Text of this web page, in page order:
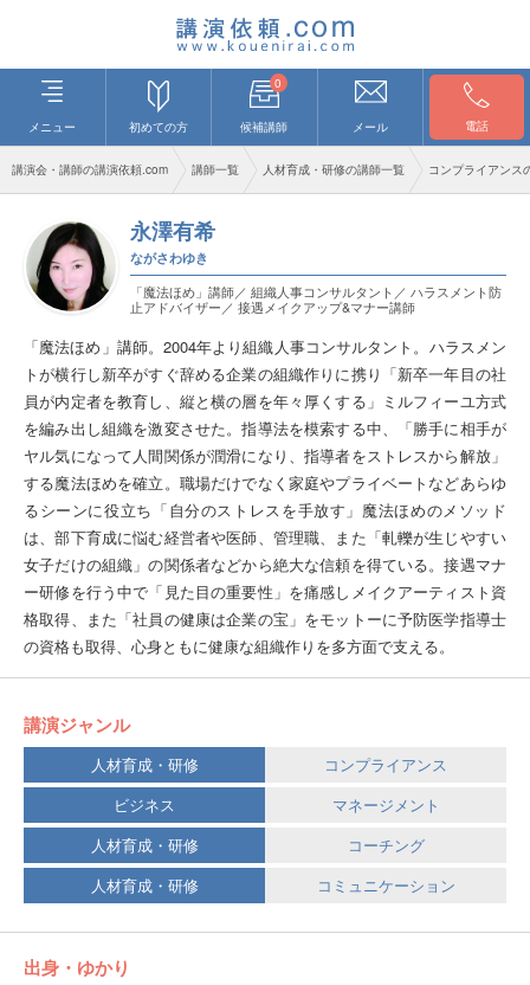
メニュー 初めての方
0
候補講師 メール 電話
講演会・講師の講演依頼.com 講師一覧 人材育成・研修の講師一覧 コンプライアンス
永澤有希
ながさわゆき
「魔法ほめ」講師／ 組織人事コンサルタント／ ハラスメント防
止アドバイザー／ 接遇メイクアップ&マナー講師
「魔法ほめ」講師。2004年より組織人事コンサルタント。ハラスメン
トが横行し新卒がすぐ辞める企業の組織作りに携り「新卒一年目の社
員が内定者を教育し、縦と横の層を年々厚くする」ミルフィーユ方式
を編み出し組織を激変させた。指導法を模索する中、「勝手に相手が
ヤル気になって人間関係が潤滑になり、指導者をストレスから解放」
する魔法ほめを確立。職場だけでなく家庭やプライベートなどあらゆ
るシーンに役立ち「自分のストレスを手放す」魔法ほめのメソッド
は、部下育成に悩む経営者や医師、管理職、また「軋轢が生じやすい
女子だけの組織」の関係者などから絶大な信頼を得ている。接遇マナ
ー研修を行う中で「見た目の重要性」を痛感しメイクアーティスト資
格取得、また「社員の健康は企業の宝」をモットーに予防医学指導士
の資格も取得、心身ともに健康な組織作りを多方面で支える。
講演ジャンル
人材育成・研修
コンプライアンス
ビジネス
マネージメント
人材育成・研修
コーチング
人材育成・研修
コミュニケーション
出身・ゆかり